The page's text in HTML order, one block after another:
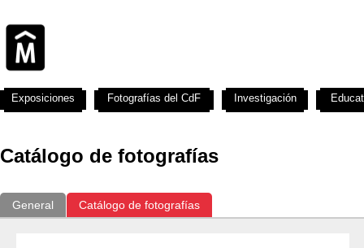
Catálogo de fotografías
General Catálogo de fotografías
Exposiciones Fotografías del CdF Investigación